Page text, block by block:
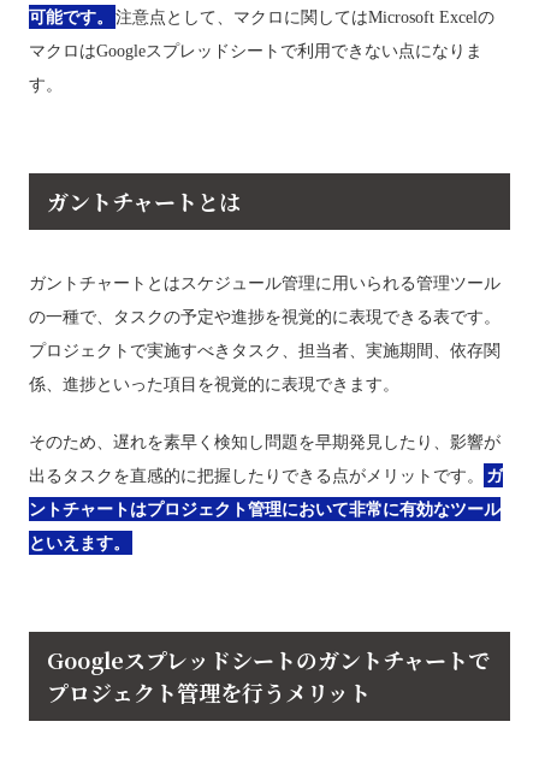
可能です。
注意点として、マクロに関してはMicrosoft Excelの
マクロはGoogleスプレッドシートで利用できない点になりま
す。
ガントチャートとは
ガントチャートとはスケジュール管理に用いられる管理ツール
の一種で、タスクの予定や進捗を視覚的に表現できる表です。
プロジェクトで実施すべきタスク、担当者、実施期間、依存関
係、進捗といった項目を視覚的に表現できます。
そのため、遅れを素早く検知し問題を早期発見したり、影響が
出るタスクを直感的に把握したりできる点がメリットです。
ガ
ントチャートはプロジェクト管理において非常に有効なツール
といえます。
Googleスプレッドシートのガントチャートで
プロジェクト管理を行うメリット